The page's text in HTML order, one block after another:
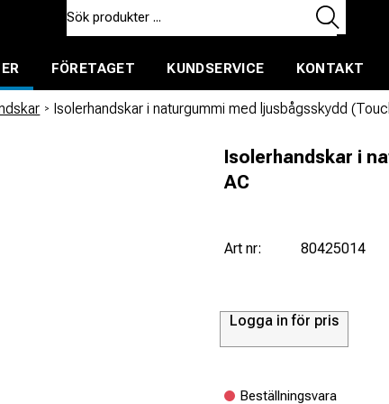
FÖRETAGET KUNDSERVICE KONTAKT
/ Isolerhandskar i naturgummi med ljusbågsskydd
Isolerhandskar i
AC
Art nr: 80425014
Logga in för pris
Beställningsvara